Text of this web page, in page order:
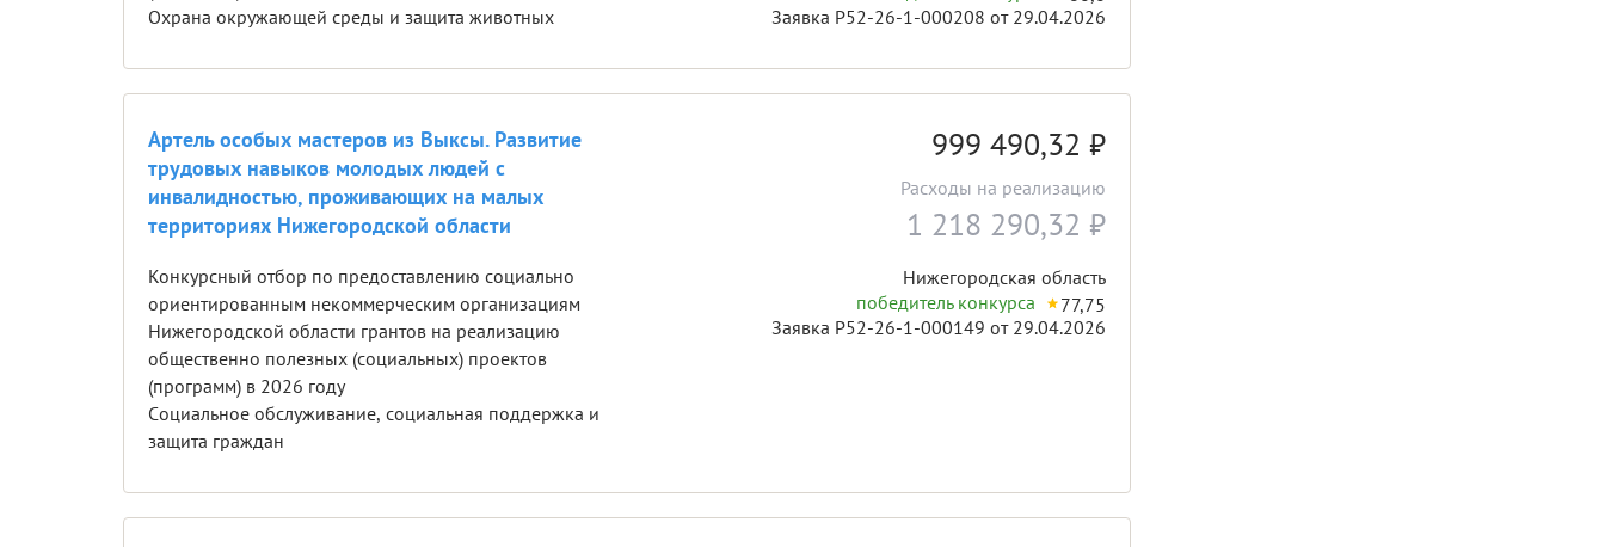
Охрана окружающей среды и защита животных
Заявка Р52-26-1-000208 от 29.04.2026
Артель особых мастеров из Выксы. Развитие
трудовых навыков молодых людей с
инвалидностью, проживающих на малых
территориях Нижегородской области
Конкурсный отбор по предоставлению социально
ориентированным некоммерческим организациям
Нижегородской области грантов на реализацию
общественно полезных (социальных) проектов
(программ) в 2026 году
Cоциальное обслуживание, социальная поддержка и
защита граждан
999 490,32 ₽
Расходы на реализацию
1 218 290,32 ₽
Нижегородская область
победитель конкурса
77,75
Заявка Р52-26-1-000149 от 29.04.2026